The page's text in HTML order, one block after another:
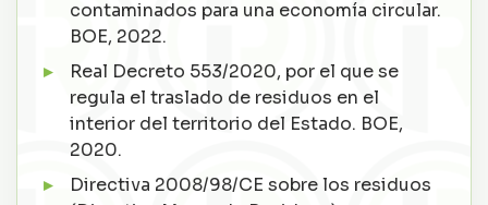
contaminados para una economía circular.
BOE, 2022.
Real Decreto 553/2020, por el que se
regula el traslado de residuos en el
interior del territorio del Estado. BOE,
2020.
Directiva 2008/98/CE sobre los residuos